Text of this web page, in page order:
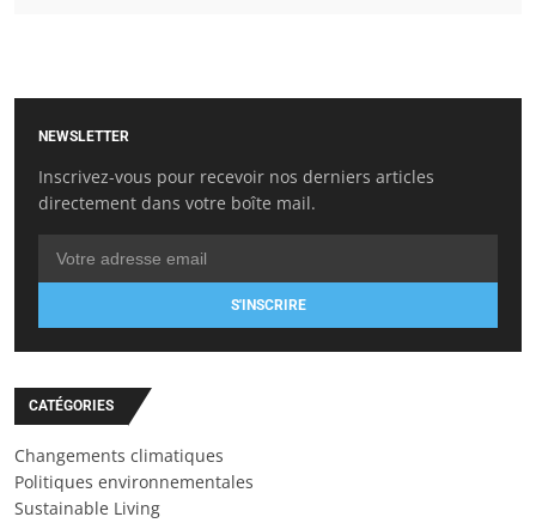
NEWSLETTER
Inscrivez-vous pour recevoir nos derniers articles
directement dans votre boîte mail.
S'INSCRIRE
CATÉGORIES
Changements climatiques
Politiques environnementales
Sustainable Living